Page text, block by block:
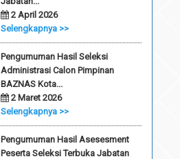
2 April 2026
Selengkapnya >>
Pengumuman Hasil Seleksi
Administrasi Calon Pimpinan
BAZNAS Kota...
2 Maret 2026
Selengkapnya >>
Pengumuman Hasil Asesesment
Peserta Seleksi Terbuka Jabatan